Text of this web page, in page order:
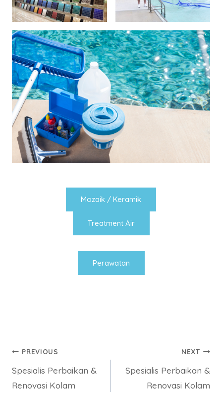
Mozaik / Keramik
Treatment Air
Perawatan
Post
navigation
PREVIOUS
Spesialis Perbaikan &
Renovasi Kolam
NEXT
Spesialis Perbaikan &
Renovasi Kolam